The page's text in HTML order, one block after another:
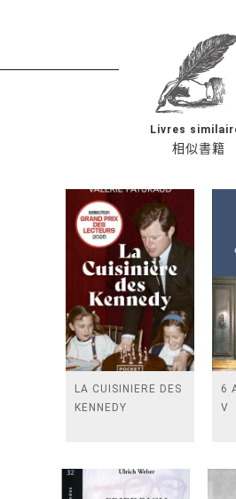
相似書籍
Livres
LA CUISINIERE DES
KENNEDY
6
V